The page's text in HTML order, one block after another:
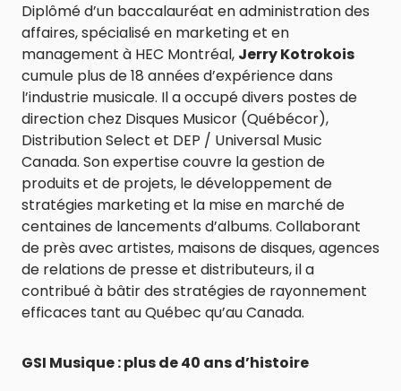
Diplômé d’un baccalauréat en administration des
affaires, spécialisé en marketing et en
management à HEC Montréal, Jerry Kotrokois
cumule plus de 18 années d’expérience dans
l’industrie musicale. Il a occupé divers postes de
direction chez Disques Musicor (Québécor),
Distribution Select et DEP / Universal Music
Canada. Son expertise couvre la gestion de
produits et de projets, le développement de
stratégies marketing et la mise en marché de
centaines de lancements d’albums. Collaborant
de près avec artistes, maisons de disques, agences
de relations de presse et distributeurs, il a
contribué à bâtir des stratégies de rayonnement
efficaces tant au Québec qu’au Canada.
GSI Musique : plus de 40 ans d’histoire